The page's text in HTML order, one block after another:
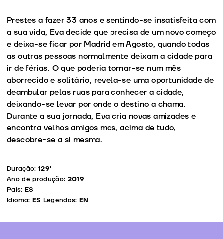
Prestes a fazer 33 anos e sentindo-se insatisfeita com
a sua vida, Eva decide que precisa de um novo começo
e deixa-se ficar por Madrid em Agosto, quando todas
as outras pessoas normalmente deixam a cidade para
ir de férias. O que poderia tornar-se num mês
aborrecido e solitário, revela-se uma oportunidade de
deambular pelas ruas para conhecer a cidade,
deixando-se levar por onde o destino a chama.
Durante a sua jornada, Eva cria novas amizades e
encontra velhos amigos mas, acima de tudo,
descobre-se a si mesma.
Duração: 129'
Ano de produção: 2019
País: ES
Idioma: ES Legendas: EN